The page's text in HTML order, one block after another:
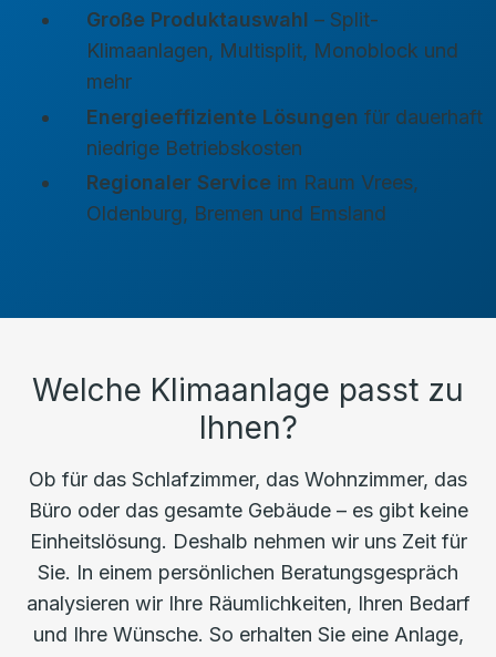
Große Produktauswahl – Split-
Klimaanlagen, Multisplit, Monoblock und
mehr
Energieeffiziente Lösungen für dauerhaft
niedrige Betriebskosten
Regionaler Service im Raum Vrees,
Oldenburg, Bremen und Emsland
Welche Klimaanlage passt zu
Ihnen?
Ob für das Schlafzimmer, das Wohnzimmer, das
Büro oder das gesamte Gebäude – es gibt keine
Einheitslösung. Deshalb nehmen wir uns Zeit für
Sie. In einem persönlichen Beratungsgespräch
analysieren wir Ihre Räumlichkeiten, Ihren Bedarf
und Ihre Wünsche. So erhalten Sie eine Anlage,